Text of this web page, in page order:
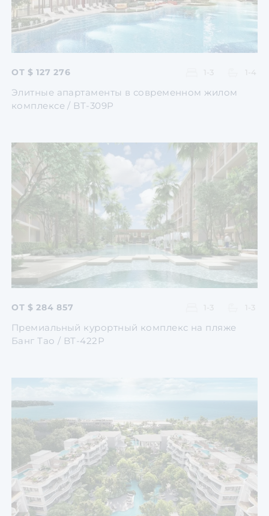
ОТ $ 127 276 1-3 1-4
Элитные апартаменты в современном жилом
комплексе / BT-309P
Перейти
Перейти
Перейти
Перейти
Перейти
ОТ $ 284 857 1-3 1-3
Премиальный курортный комплекс на пляже
Банг Тао / BT-422P
Перейти
Перейти
Перейти
Перейти
Перейти